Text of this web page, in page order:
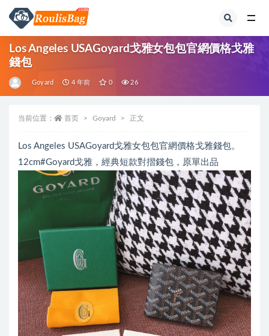
Los Angeles USAGoyard戈雅女包包官網價格戈雅
錢包
Goyard 4 年前 0 26
当前位置： 首页 Goyard 正文
Los Angeles USAGoyard戈雅女包包官網價格戈雅錢包。
12cm#Goyard戈雅，經典短款對摺錢包，原單出品